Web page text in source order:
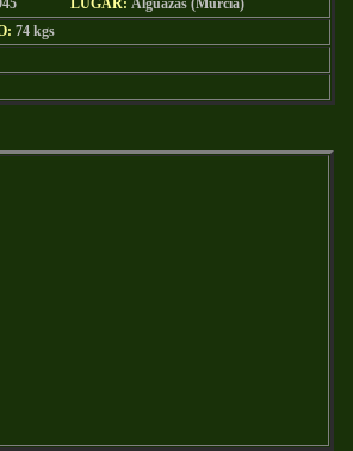
1945 LUGAR: Alguazas (Murcia)
74 kgs